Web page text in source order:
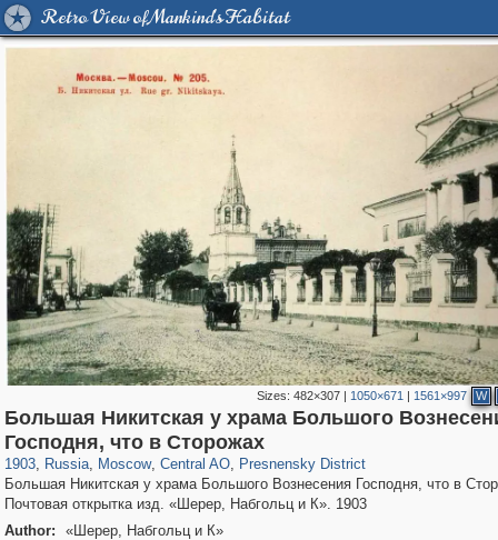
Retro View of Mankind's Habitat
Sizes:482×307 | 1050×671 | 1561×997 W
Большая Никитская у храма Большого
Господня, что в Сторожах
1903, Russia
1,406,144 29,243
, Moscow
319,779 8,286
, Central AO
159,978 5,916
, Presnensky District
13,344
Большая Никитская у храма Большого Вознесения Господня, что в
Почтовая открытка изд. «Шерер, Набгольц и К». 1903
Author:
«Шерер, Набгольц и К»